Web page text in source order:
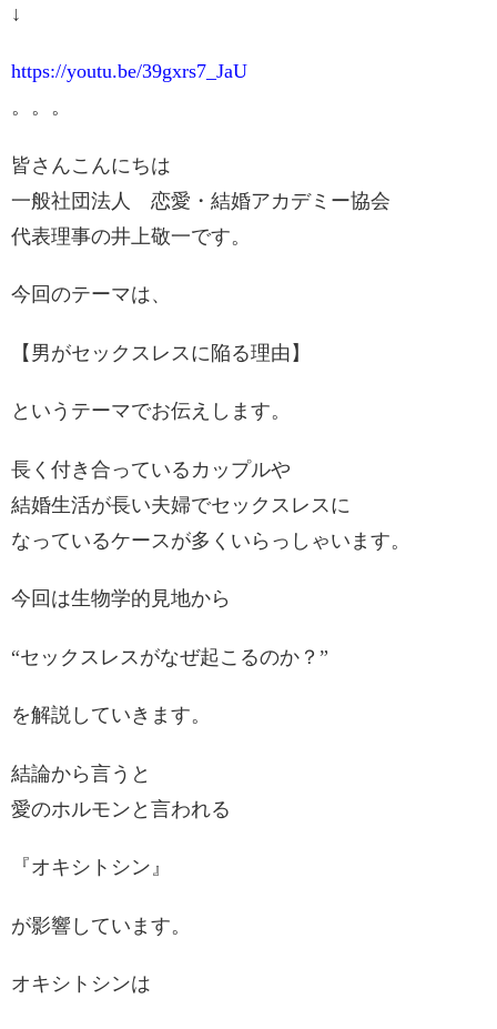
↓
https://youtu.be/39gxrs7_JaU
。。。
皆さんこんにちは
一般社団法人 恋愛・結婚アカデミー協会
代表理事の井上敬一です。
今回のテーマは、
【男がセックスレスに陥る理由】
というテーマでお伝えします。
長く付き合っているカップルや
結婚生活が長い夫婦でセックスレスに
なっているケースが多くいらっしゃいます。
今回は生物学的見地から
“セックスレスがなぜ起こるのか？”
を解説していきます。
結論から言うと
愛のホルモンと言われる
『オキシトシン』
が影響しています。
オキシトシンは